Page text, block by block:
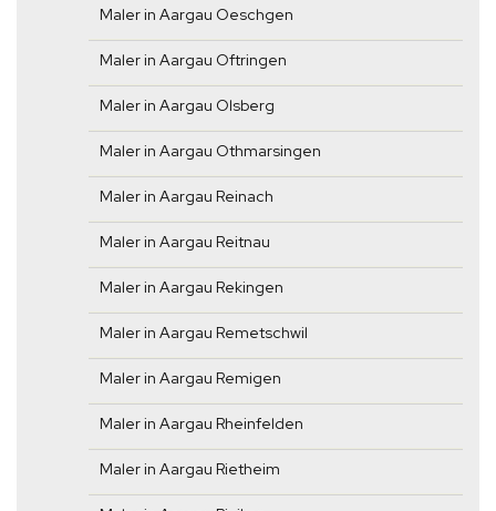
Maler in Aargau Oeschgen
Maler in Aargau Oftringen
Maler in Aargau Olsberg
Maler in Aargau Othmarsingen
Maler in Aargau Reinach
Maler in Aargau Reitnau
Maler in Aargau Rekingen
Maler in Aargau Remetschwil
Maler in Aargau Remigen
Maler in Aargau Rheinfelden
Maler in Aargau Rietheim